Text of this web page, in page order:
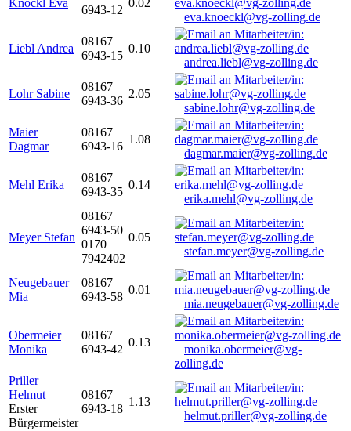
Knöckl Eva
6943-12
0.02
eva.knoeckl@vg-zolling.de
Liebl Andrea
08167
6943-15
0.10
andrea.liebl@vg-zolling.de
Lohr Sabine
08167
6943-36
2.05
sabine.lohr@vg-zolling.de
Maier
Dagmar
08167
6943-16
1.08
dagmar.maier@vg-zolling.de
Mehl Erika
08167
6943-35
0.14
erika.mehl@vg-zolling.de
Meyer Stefan
08167
6943-50
0170
7942402
0.05
stefan.meyer@vg-zolling.de
Neugebauer
Mia
08167
6943-58
0.01
mia.neugebauer@vg-zolling.de
Obermeier
Monika
08167
6943-42
0.13
monika.obermeier@vg-
zolling.de
Priller
Helmut
Erster
Bürgermeister
08167
6943-18
1.13
helmut.priller@vg-zolling.de